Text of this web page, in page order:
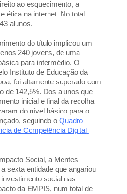
ao esquecimento, a
ética na internet. No total
alunos.
do título implicou um
240 jovens, de uma
para intermédio. O
Instituto de Educação da
foi altamente superado com
de 142,5%. Dos alunos que
inicial e final da recolha
do nível básico para o
seguindo o Quadro
de Competência Digital
Social, a Mentes
sexta entidade que angariou
social nas
da EMPIS, num total de